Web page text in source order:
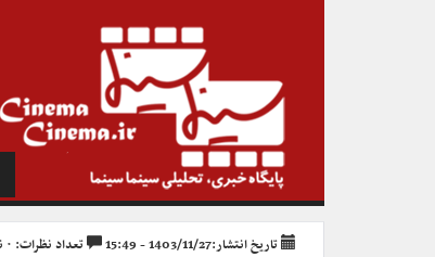
تاریخ انتشار:1403/11/27 - 15:49 تعداد نظرات: ۰ نظر